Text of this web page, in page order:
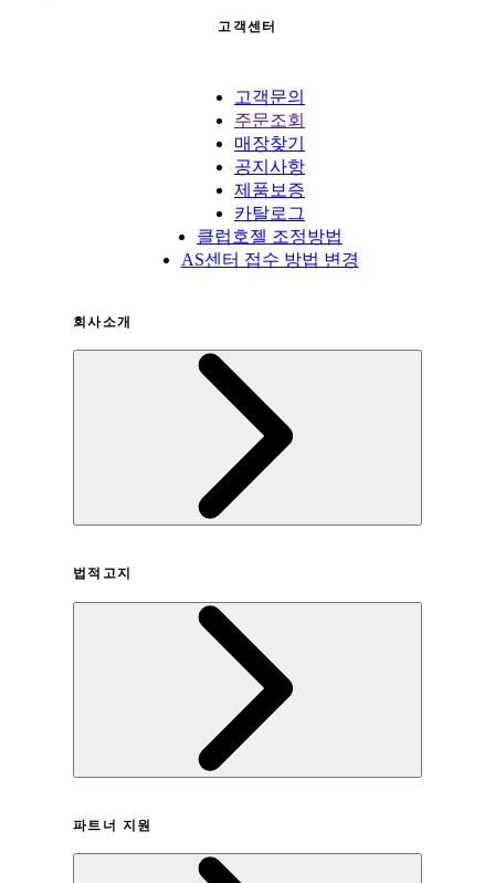
고객센터
고객문의
주문조회
매장찾기
공지사항
제품보증
카탈로그
클럽호젤 조정방법
AS센터 접수 방법 변경
회사소개
법적고지
개인정보취급방침
파트너 지원